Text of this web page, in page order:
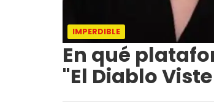
IMPERDIBLE
En qué
"El Diablo